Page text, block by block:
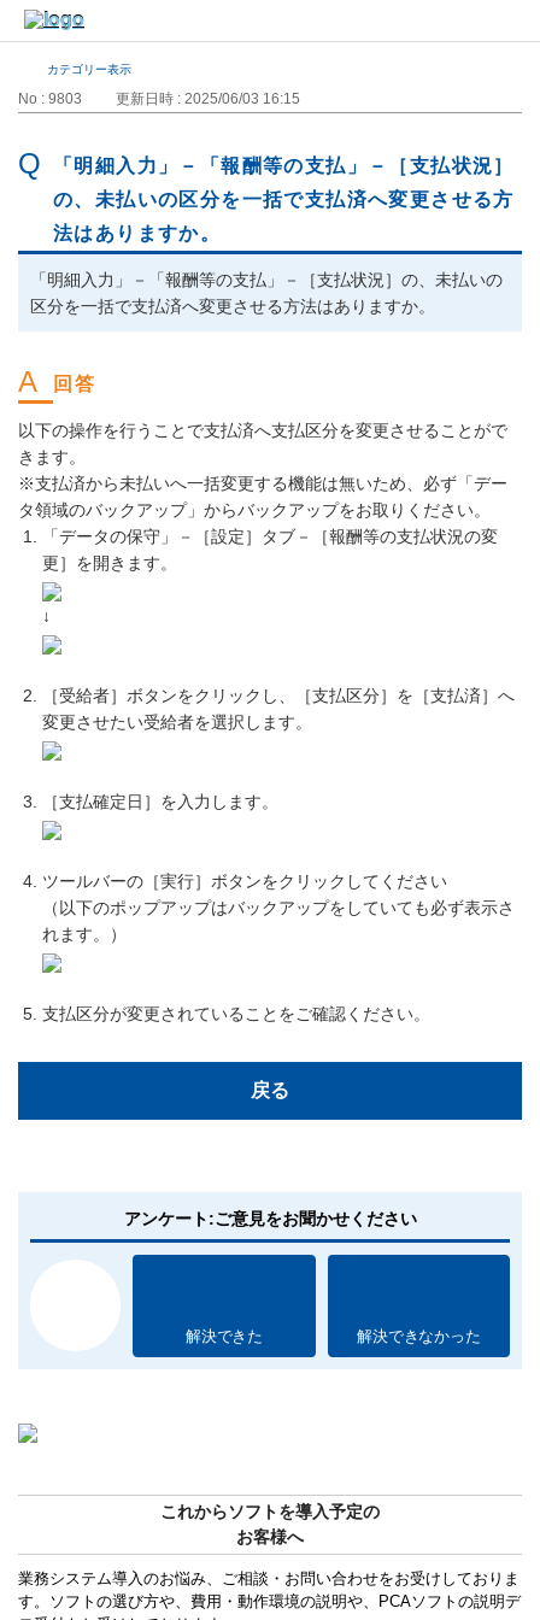
カテゴリー表示
No : 9803 更新日時 : 2025/06/03 16:15
「明細入力」－「報酬等の支払」－［支払状況］
の、未払いの区分を一括で支払済へ変更させる方
法はありますか。
「明細入力」－「報酬等の支払」－［支払状況］の、未払いの
区分を一括で支払済へ変更させる方法はありますか。
以下の操作を行うことで支払済へ支払区分を変更させることがで
きます。
※支払済から未払いへ一括変更する機能は無いため、必ず「デー
タ領域のバックアップ」からバックアップをお取りください。
「データの保守」－［設定］タブ－［報酬等の支払状況の変
更］を開きます。
↓
［受給者］ボタンをクリックし、［支払区分］を［支払済］へ
変更させたい受給者を選択します。
［支払確定日］を入力します。
ツールバーの［実行］ボタンをクリックしてください
（以下のポップアップはバックアップをしていても必ず表示さ
れます。）
支払区分が変更されていることをご確認ください。
戻る
アンケート:ご意見をお聞かせください
解決できた 解決できなかった
これからソフトを導入予定の
お客様へ
業務システム導入のお悩み、ご相談・お問い合わせをお受けしておりま
す。ソフトの選び方や、費用・動作環境の説明や、PCAソフトの説明デ